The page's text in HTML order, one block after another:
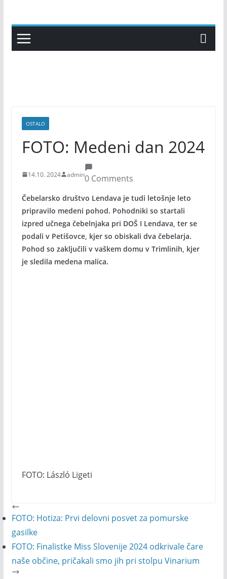
content
OSTALO
FOTO: Medeni dan 2024
14.10. 2024 admin0 Comments
Čebelarsko društvo Lendava je tudi letošnje leto
pripravilo medeni pohod. Pohodniki so startali
izpred učnega čebelnjaka pri DOŠ I Lendava, ter se
podali v Petišovce, kjer so obiskali dva čebelarja.
Pohod so zaključili v vaškem domu v Trimlinih, kjer
je sledila medena malica.
FOTO: László Ligeti
FOTO: Hotiza: Prvi delovni posvet za pomurske
gasilke
FOTO: Finalistke Miss Slovenije 2024 odkrivale čare
naše občine, pričakali smo jih pri stolpu Vinarium